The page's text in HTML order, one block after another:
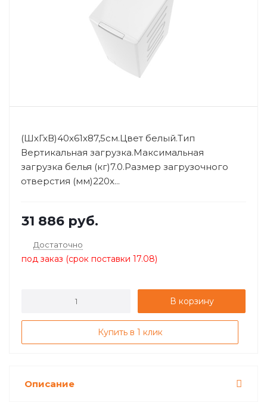
(ШхГхВ)40х61х87,5см.Цвет белый.Тип
Вертикальная загрузка.Максимальная
загрузка белья (кг)7.0.Размер загрузочного
отверстия (мм)220x...
31 886 руб.
Достаточно
под заказ (срок поставки 17.08)
В корзину
Купить в 1 клик
Описание